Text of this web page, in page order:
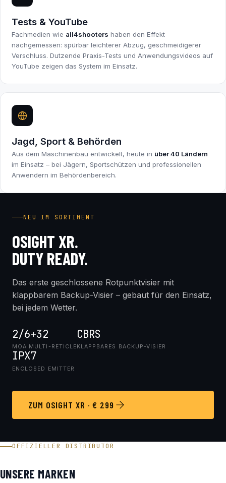
Tests & YouTube
Fachmedien wie all4shooters haben den Effekt
nachgemessen: spürbar leichterer Abzug, geschmeidigerer
Verschluss. Dutzende Praxis-Tests und Anwendungsvideos auf
YouTube zeigen das System im Einsatz.
Jagd, Sport & Behörden
Aus dem Maschinenbau entwickelt, heute in über 40 Ländern
im Einsatz – bei Jägern, Sportschützen und professionellen
Anwendern im Behördenbereich.
NEU IM SORTIMENT
OSIGHT XR.
DUTY READY.
Das erste geschlossene Rotpunktvisier mit
klappbarem Backup-Visier – gebaut für den Einsatz,
bei jedem Wetter.
2/6+32
MOA MULTI-RETICLE
CBRS
KLAPPBARES BACKUP-VISIER
IPX7
ENCLOSED EMITTER
ZUM OSIGHT XR · € 299
OFFIZIELLER DISTRIBUTOR
UNSERE MARKEN